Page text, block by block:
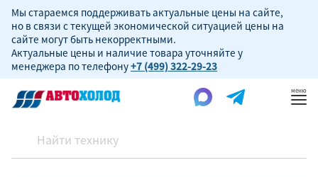
Мы стараемся поддерживать актуальные цены на сайте,
но в связи с текущей экономической ситуацией цены на
сайте могут быть некорректными.
Актуальные цены и наличие товара уточняйте у
менеджера по телефону+7 (499) 322-29-23